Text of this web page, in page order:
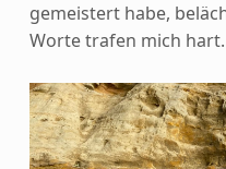
gemeistert habe,
Worte trafen mich hart.